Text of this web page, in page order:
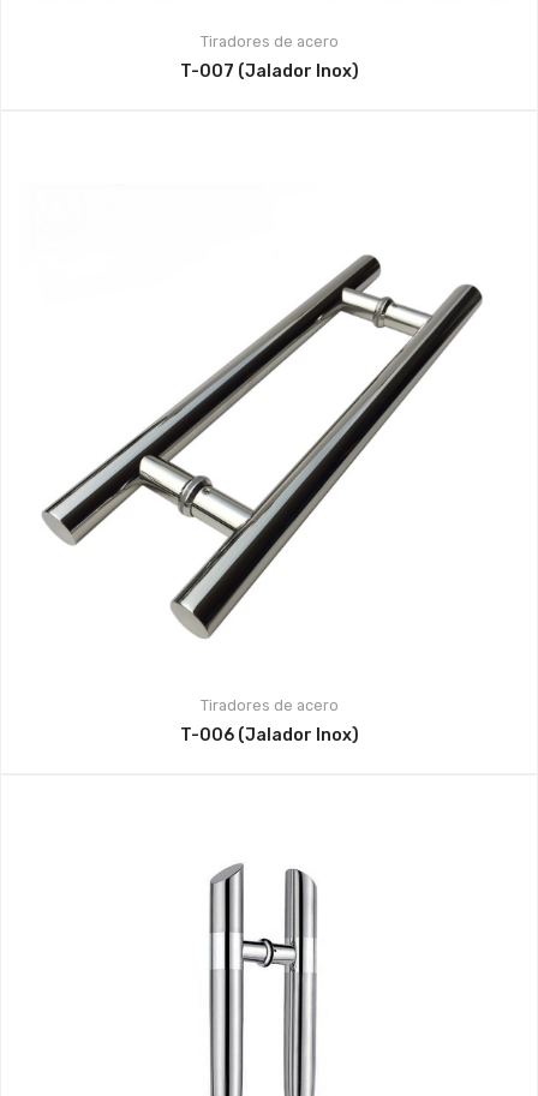
Tiradores de acero
T-007 (Jalador Inox)
Tiradores de acero
T-006 (Jalador Inox)